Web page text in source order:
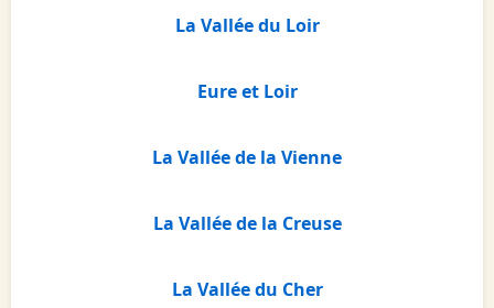
La Vallée du Loir
Eure et Loir
La Vallée de la Vienne
La Vallée de la Creuse
La Vallée du Cher